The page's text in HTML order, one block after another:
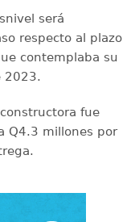
será
respecto al plazo
contemplaba su
2023.
fue
Q4.3 millones por